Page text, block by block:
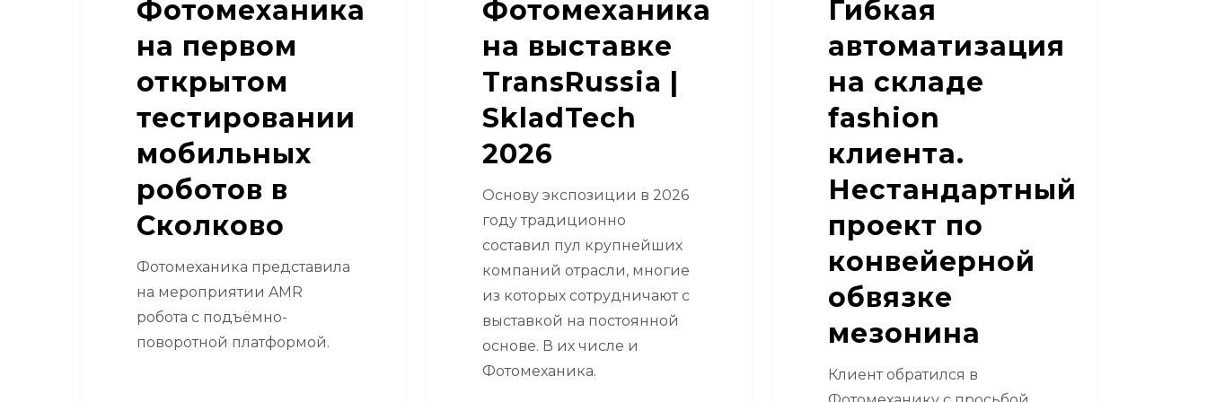
Фотомеханика
на первом
открытом
тестировании
мобильных
роботов в
Сколково
Фотомеханика представила
на мероприятии AMR
робота с подъёмно-
поворотной платформой.
Фотомеханика
на выставке
TransRussia |
SkladTech
2026
Основу экспозиции в 2026
году традиционно
составил пул крупнейших
компаний отрасли, многие
из которых сотрудничают с
выставкой на постоянной
основе. В их числе и
Фотомеханика.
мезонинаГибкая
автоматизация
на складе
fashion
клиента.
Нестандартный
проект по
конвейерной
обвязке
мезонина
Клиент обратился в